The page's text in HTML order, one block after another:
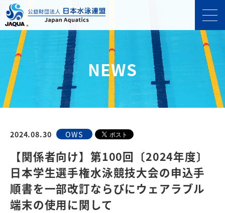
NEWS
2024.08.30 OWS
【関係者向け】第100回〔2024年度〕
日本学生選手権水泳競技大会の申込手
順書を一部改訂ならびにウェアラブル
端末の使用に関して